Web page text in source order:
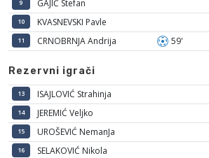
9 GAJIĆ Stefan
10 KVASNEVSKI Pavle
11 CRNOBRNJA Andrija 59'
Rezervni igrači
13 ISAJLOVIĆ Strahinja
14 JEREMIĆ Veljko
15 UROŠEVIĆ NemanJa
16 SELAKOVIĆ Nikola